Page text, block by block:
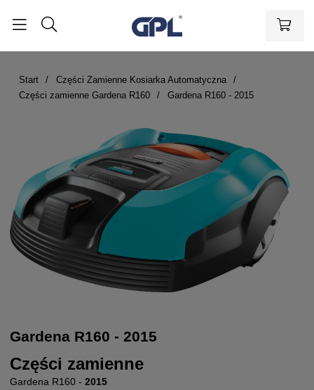
Start
Części Zamienne Kosiarka Automatyczna
Części zamienne Gardena R160
Gardena R160 - 2015
Gardena R160 - 2015
Części zamienne
Gardena R160 - 2015